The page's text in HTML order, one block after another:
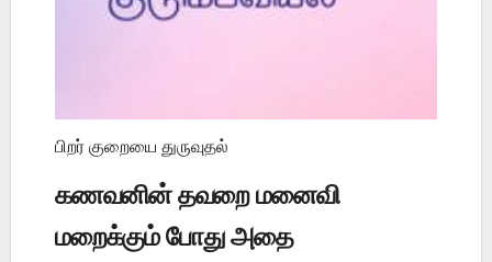
பிறர் குறையை துருவுதல்
கணவனின் தவறை மனைவி
மறைக்கும் போது அதை